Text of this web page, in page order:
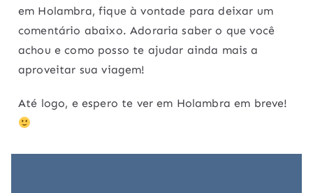
em Holambra, fique à vontade para deixar um
comentário abaixo. Adoraria saber o que você
achou e como posso te ajudar ainda mais a
aproveitar sua viagem!
Até logo, e espero te ver em Holambra em breve!